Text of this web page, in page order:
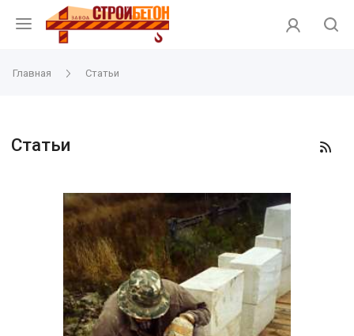
Главная Статьи
Статьи